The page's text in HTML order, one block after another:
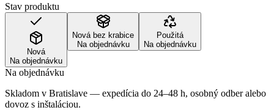
Stav produktu
Nová
Na objednávku
Nová bez krabice
Na objednávku
Použitá
Na objednávku
Na objednávku
Skladom v Bratislave — expedícia do 24–48 h, osobný odber alebo
dovoz s inštaláciou.